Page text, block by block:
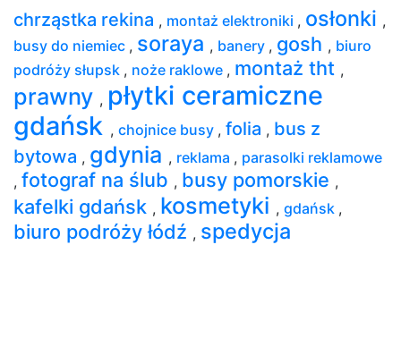
chrząstka rekina , montaż elektroniki , osłonki ,
busy do niemiec , soraya , banery , gosh , biuro
podróży słupsk , noże raklowe , montaż tht ,
prawny , płytki ceramiczne
gdańsk , chojnice busy , folia , bus z
bytowa , gdynia , reklama , parasolki reklamowe
, fotograf na ślub , busy pomorskie ,
kafelki gdańsk , kosmetyki , gdańsk ,
biuro podróży łódź , spedycja